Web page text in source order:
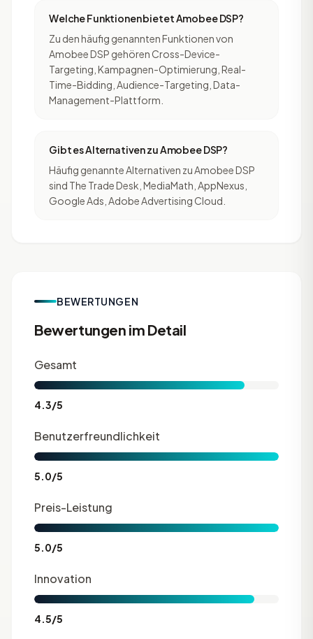
Welche Funktionen bietet Amobee DSP?
Zu den häufig genannten Funktionen von
Amobee DSP gehören Cross-Device-
Targeting, Kampagnen-Optimierung, Real-
Time-Bidding, Audience-Targeting, Data-
Management-Plattform.
Gibt es Alternativen zu Amobee DSP?
Häufig genannte Alternativen zu Amobee DSP
sind The Trade Desk, MediaMath, AppNexus,
Google Ads, Adobe Advertising Cloud.
BEWERTUNGEN
Bewertungen im Detail
Gesamt
4.3/5
Benutzerfreundlichkeit
5.0/5
Preis-Leistung
5.0/5
Innovation
4.5/5